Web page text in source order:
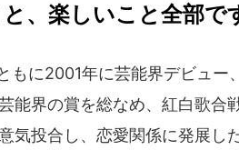
、楽しいこと全部で
もに2001年に芸能界デビュー
能界の賞を総なめ、紅白歌合
気投合し、恋愛関係に発展し